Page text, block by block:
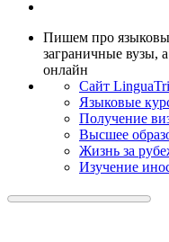
Пишем про
заграничные вузы,
онлайн
Cайт
Языковые
Получение
Высшее
Жизнь за
Изучение